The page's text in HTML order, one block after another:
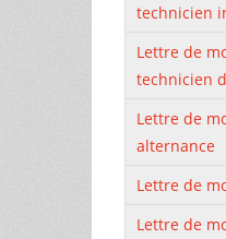
technicien
Lettre de
technicien
Lettre de
alternance
Lettre de
Lettre de